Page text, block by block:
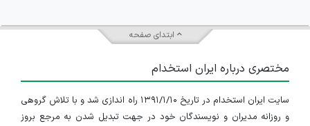
ابتدای صفحه
مختصری درباره ایران استخدام
سایت ایران استخدام در تاریخ ۱۳۹۱/۱/۱۰ راه اندازی شد و با تلاش گروهی
و روزانه مدیران و نویسندگان خود در جهت تبدیل شدن به مرجع بروز